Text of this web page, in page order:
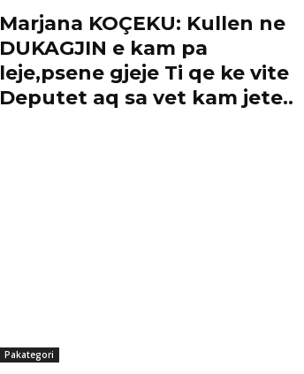
Marjana KOÇEKU: Kullen ne
DUKAGJIN e kam pa
leje,psene gjeje Ti qe ke vite
Deputet aq sa vet kam jete..
Pakategori